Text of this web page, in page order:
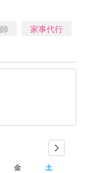
家事代行
金 土